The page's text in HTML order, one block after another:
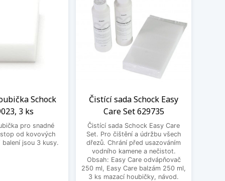
Schock
3 ks
pro snadné
od kovových
jsou 3 kusy.
Čistící sada Schock Easy
Care Set 629735
Čistící sada Schock Easy Care
Set. Pro čištění a údržbu všech
dřezů. Chrání před usazováním
vodního kamene a nečistot.
Obsah: Easy Care odvápňovač
250 ml, Easy Care balzám 250 ml,
3 ks mazací houbičky, návod.